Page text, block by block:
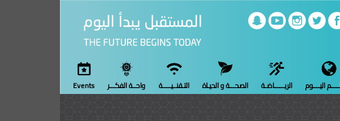
اليــــوم الريــــــاضـة الصحـــة و الحيـاة التـقنــيـــــة واحــة الفكـــر Events